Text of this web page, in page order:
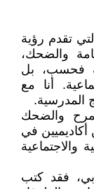
تقدم رؤية
والضحك،
فحسب، بل
أنا مع
المدرسية.
والضحك
في
والاجتماعية
فقد كتب